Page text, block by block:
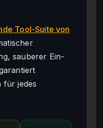
Tool-Suite von
sauberer Ein-
für jedes